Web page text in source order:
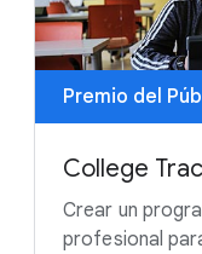
Premio del
College
Crear un
profesional